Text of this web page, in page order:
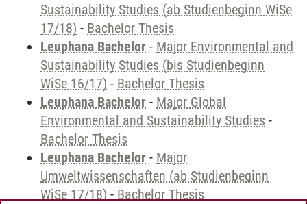
Sustainability Studies (ab Studienbeginn WiSe
17/18) - Bachelor Thesis
Leuphana Bachelor - Major Environmental and
Sustainability Studies (bis Studienbeginn
WiSe 16/17) - Bachelor Thesis
Leuphana Bachelor - Major Global
Environmental and Sustainability Studies -
Bachelor Thesis
Leuphana Bachelor - Major
Umweltwissenschaften (ab Studienbeginn
WiSe 17/18) - Bachelor Thesis